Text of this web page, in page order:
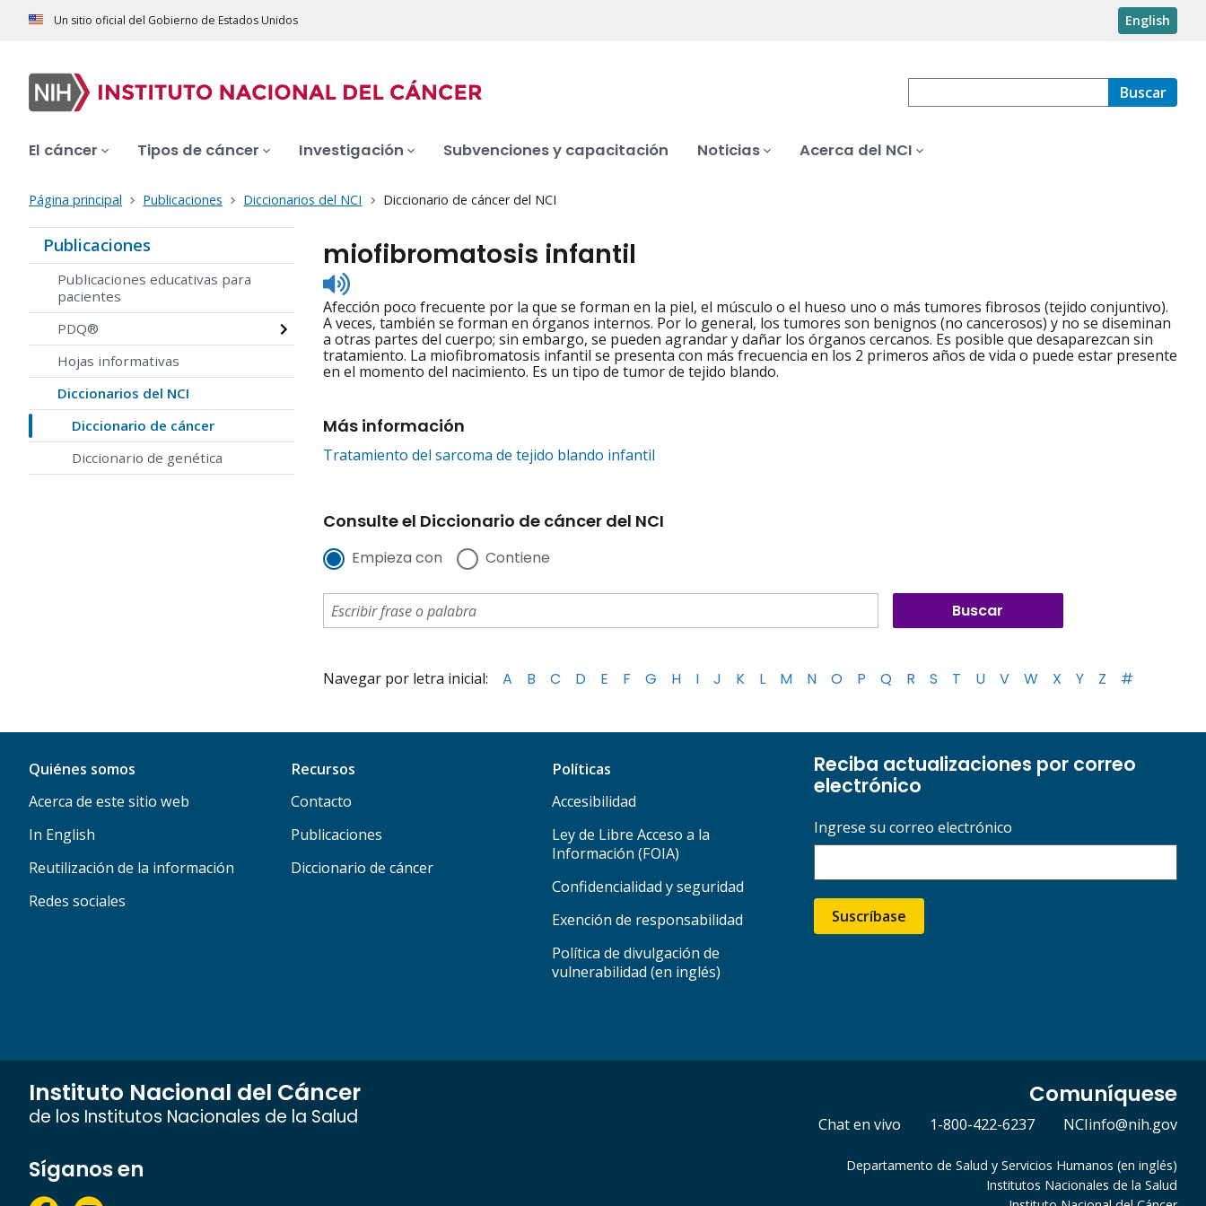
Un sitio oficial del Gobierno de Estados Unidos English
Buscar
El cáncer Tipos de cáncer Investigación Subvenciones y capacitación Noticias Acerca del NCI
Página principal Publicaciones Diccionarios del NCI Diccionario de cáncer del NCI
Publicaciones
Publicaciones educativas para
pacientes
PDQ®
Hojas informativas
Diccionarios del NCI
Diccionario de cáncer
Diccionario de genética
miofibromatosis infantil
Listen
to
pronunciation
Afección poco frecuente por la que se forman en la piel, el músculo o el hueso uno o más tumores fibrosos (tejido conjuntivo).
A veces, también se forman en órganos internos. Por lo general, los tumores son benignos (no cancerosos) y no se diseminan
a otras partes del cuerpo; sin embargo, se pueden agrandar y dañar los órganos cercanos. Es posible que desaparezcan sin
tratamiento. La miofibromatosis infantil se presenta con más frecuencia en los 2 primeros años de vida o puede estar presente
en el momento del nacimiento. Es un tipo de tumor de tejido blando.
Más información
Tratamiento del sarcoma de tejido blando infantil
Consulte el Diccionario de cáncer del NCI
Empieza con Contiene
Navegar por letra inicial: A B C D E F G H I J K L M N O P Q R S T U V W X Y Z #
Quiénes somos
Acerca de este sitio web
In English
Reutilización de la información
Redes sociales
Recursos
Contacto
Publicaciones
Diccionario de cáncer
Políticas
Accesibilidad
Ley de Libre Acceso a la
Información (FOIA)
Confidencialidad y seguridad
Exención de responsabilidad
Política de divulgación de
vulnerabilidad (en inglés)
Reciba actualizaciones por correo
electrónico
Ingrese su correo electrónico
Suscríbase
Instituto Nacional del Cáncer
de los Institutos Nacionales de la Salud
Comuníquese
Chat en vivo 1-800-422-6237 NCIinfo@nih.gov
Síganos en
Departamento de Salud y Servicios Humanos (en inglés)
Institutos Nacionales de la Salud